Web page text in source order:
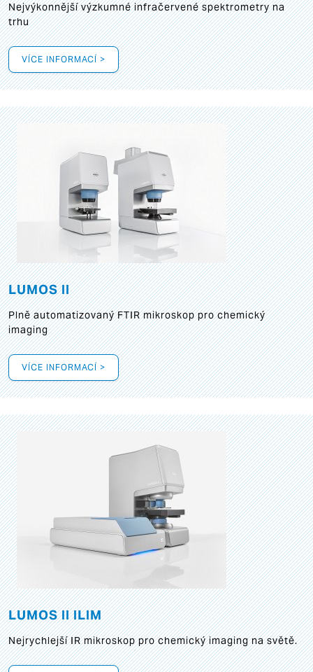
Nejvýkonnější výzkumné infračervené spektrometry na
trhu
VÍCE INFORMACÍ >
LUMOS II
Plně automatizovaný FTIR mikroskop pro chemický
imaging
VÍCE INFORMACÍ >
LUMOS II ILIM
Nejrychlejší IR mikroskop pro chemický imaging na světě.